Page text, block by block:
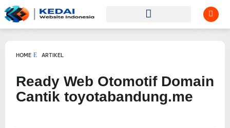
HOME ARTIKEL
Ready Web Otomotif Domain
Cantik toyotabandung.me